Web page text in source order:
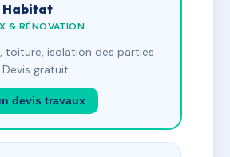
Habitat
& RÉNOVATION
toiture, isolation des parties
gratuit.
devis travaux